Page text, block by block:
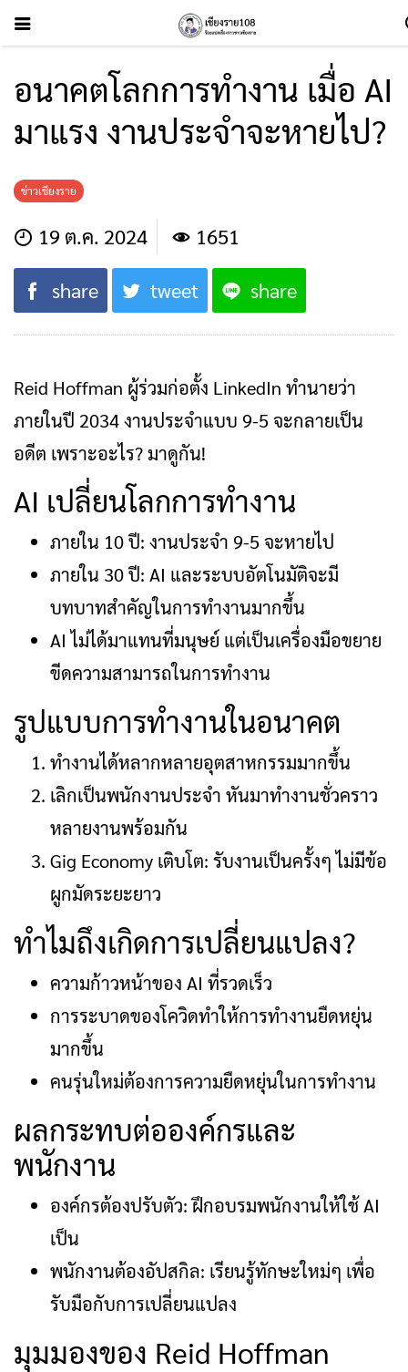
อนาคตโลกการทำงาน เมื่อ AI
มาแรง งานประจำจะหายไป?
ข่าวเชียงราย
19 ต.ค. 2024 1651
share tweet share
Reid Hoffman ผู้ร่วมก่อตั้ง LinkedIn ทำนายว่า
ภายในปี 2034 งานประจำแบบ 9-5 จะกลายเป็น
อดีต เพราะอะไร? มาดูกัน!
AI เปลี่ยนโลกการทำงาน
ภายใน 10 ปี: งานประจำ 9-5 จะหายไป
ภายใน 30 ปี: AI และระบบอัตโนมัติจะมี
บทบาทสำคัญในการทำงานมากขึ้น
AI ไม่ได้มาแทนที่มนุษย์ แต่เป็นเครื่องมือขยาย
ขีดความสามารถในการทำงาน
รูปแบบการทำงานในอนาคต
ทำงานได้หลากหลายอุตสาหกรรมมากขึ้น
เลิกเป็นพนักงานประจำ หันมาทำงานชั่วคราว
หลายงานพร้อมกัน
Gig Economy เติบโต: รับงานเป็นครั้งๆ ไม่มีข้อ
ผูกมัดระยะยาว
ทำไมถึงเกิดการเปลี่ยนแปลง?
ความก้าวหน้าของ AI ที่รวดเร็ว
การระบาดของโควิดทำให้การทำงานยืดหยุ่น
มากขึ้น
คนรุ่นใหม่ต้องการความยืดหยุ่นในการทำงาน
ผลกระทบต่อองค์กรและ
พนักงาน
องค์กรต้องปรับตัว: ฝึกอบรมพนักงานให้ใช้ AI
เป็น
พนักงานต้องอัปสกิล: เรียนรู้ทักษะใหม่ๆ เพื่อ
รับมือกับการเปลี่ยนแปลง
มุมมองของ Reid Hoffman